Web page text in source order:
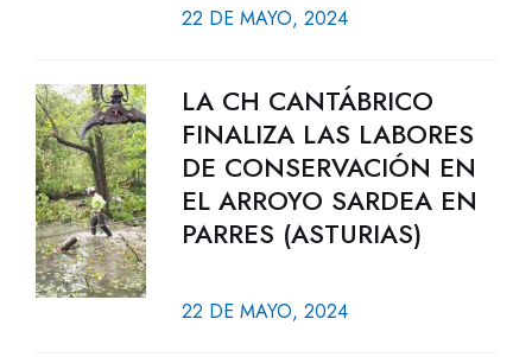
22 DE MAYO, 2024
LA CH CANTÁBRICO
FINALIZA LAS LABORES
DE CONSERVACIÓN EN
EL ARROYO SARDEA EN
PARRES (ASTURIAS)
22 DE MAYO, 2024